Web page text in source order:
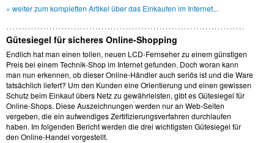
» weiter zum kompletten Artikel über das Einkaufen im Internet...
Gütesiegel für sicheres Online-Shopping
Endlich hat man einen tollen, neuen LCD-Fernseher zu einem günstigen
Preis bei einem Technik-Shop im Internet gefunden. Doch woran kann
man nun erkennen, ob dieser Online-Händler auch seriös ist und die Ware
tatsächlich liefert? Um den Kunden eine Orientierung und einen gewissen
Schutz beim Einkauf übers Netz zu gewährleisten, gibt es Gütesiegel für
Online-Shops. Diese Auszeichnungen werden nur an Web-Seiten
vergeben, die ein aufwendiges Zertifizierungsverfahren durchlaufen
haben. Im folgenden Bericht werden die drei wichtigsten Gütesiegel für
den Online-Handel vorgestellt.